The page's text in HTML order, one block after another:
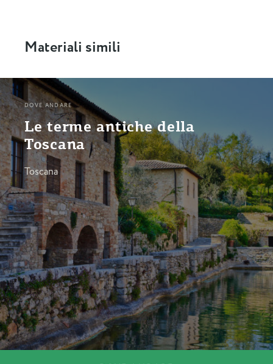
Materiali simili
DOVE ANDARE
Le terme antiche della
Toscana
Toscana